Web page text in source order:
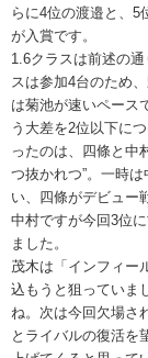
らに4位の渡邉と、5
が入賞です。
1.6クラスは前述の
スは参加4台のため
は菊池が速いペース
う大差を2位以下に
ったのは、四條と中
つ抜かれつ”。一時
い、四條がデビュー
中村ですが今回3位
ました。
茂木は「インフィー
込もうと狙っていま
ね。次は今回欠場さ
とライバルの復活を